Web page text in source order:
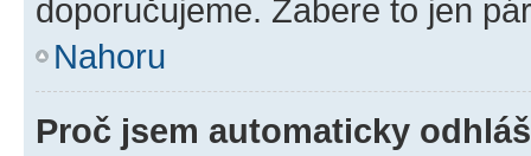
doporučujeme. Zabere to jen
Nahoru
Proč jsem automaticky